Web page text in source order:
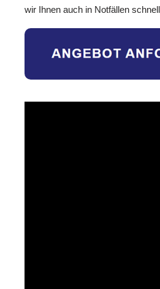
wir Ihnen auch in Notfällen